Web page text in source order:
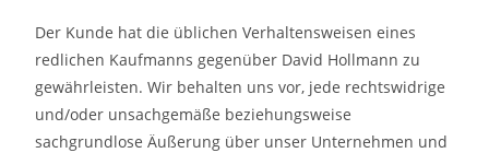
Der Kunde hat die üblichen Verhaltensweisen eines
redlichen Kaufmanns gegenüber David Hollmann zu
gewährleisten. Wir behalten uns vor, jede rechtswidrige
und/oder unsachgemäße beziehungsweise
sachgrundlose Äußerung über unser Unternehmen und